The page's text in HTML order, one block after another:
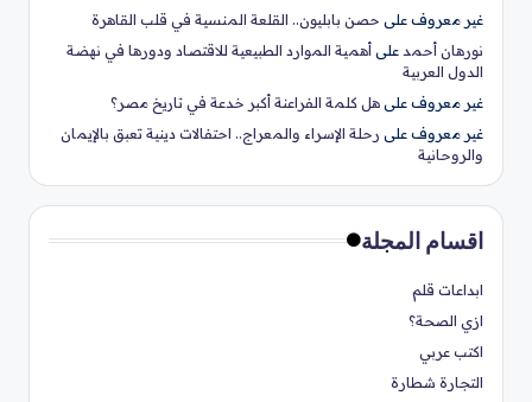
غير معروف على حصن بابليون.. القلعة المنسية في قلب القاهرة
نورهان أحمد على أهمية الموارد الطبيعية للاقتصاد ودورها في نهضة
الدول العربية
غير معروف على هل كلمة الفراعنة أكبر خدعة في تاريخ مصر؟
غير معروف على رحلة الإسراء والمعراج.. احتفالات دينية تعبق بالإيمان
والروحانية
اقسام المجلة
ابداعات قلم
ازي الصحة؟
اكتب عربي
التجارة شطارة